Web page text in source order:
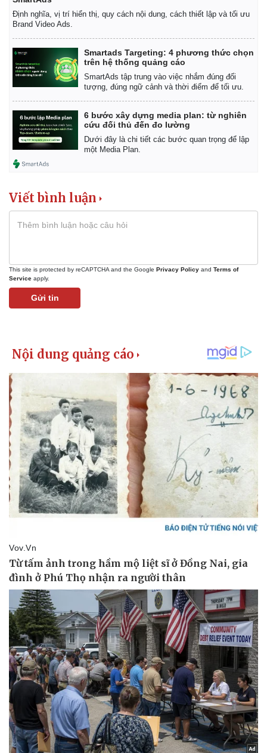
Tin nóng
Tư vấn luật
Quân sự - Quốc phòng
Việt Nam
Thể thao
Bóng đá
Lịch thi đấu bóng đá
Thế giới thể thao
eSports
Hậu trường
Ô tô - Xe máy
Ô tô
Xe máy
Tư vấn
Định nghĩa, vị trí hiển thị, quy cách nội dung, cách thiết lập và tối ưu
Brand Video Ads.
Smartads Targeting: 4 phương thức chọn
trên hệ thống quảng cáo
SmartAds tập trung vào việc nhắm đúng đối
tượng, đúng ngữ cảnh và thời điểm để tối ưu.
6 bước xây dựng media plan: từ nghiên
cứu đối thủ đến đo lường
Dưới đây là chi tiết các bước quan trọng để lập
một Media Plan.
Viết bình luận
This site is protected by reCAPTCHA and the Google Privacy Policy and Terms of
Service apply.
Gửi tin